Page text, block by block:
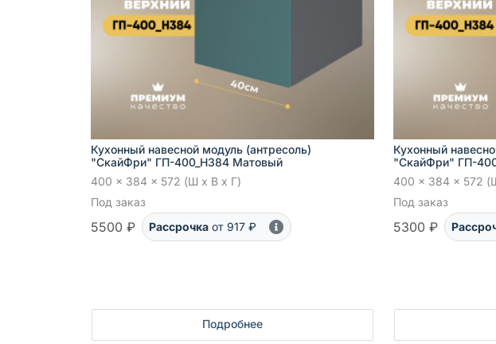
Кухонный навесной модуль (антресоль)
"СкайФри" ГП-400_Н384 Матовый
400 x 384 x 572 (Ш x В x Г)
Под заказ
5500 ₽ Рассрочка от 917 ₽
Подробнее
Кухонный
"СкайФри" ГП-
400 x 384 x 572
Под заказ
5300 ₽